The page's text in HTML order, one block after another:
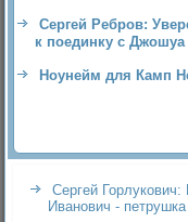
Сергей Ребров:
к поединку с Джошуа
Ноунейм для Камп
Сергей
Иванович - петрушка